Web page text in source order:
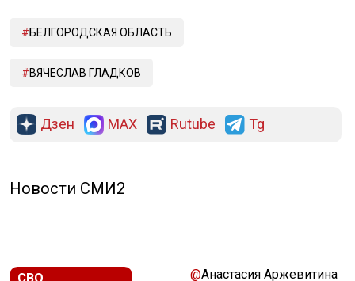
БЕЛГОРОДСКАЯ ОБЛАСТЬ
ВЯЧЕСЛАВ ГЛАДКОВ
Дзен MAX Rutube Tg
Новости СМИ2
@Анастасия Аржевитина